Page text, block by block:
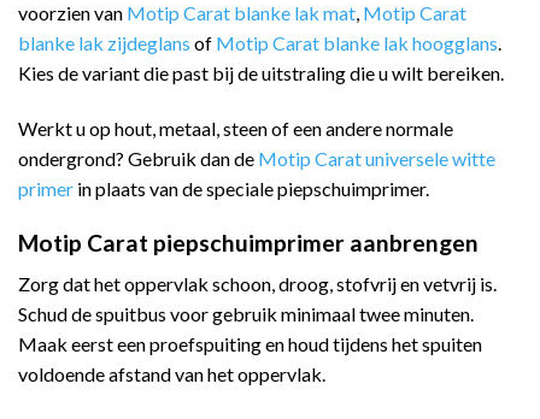
voorzien van Motip Carat blanke lak mat, Motip Carat
blanke lak zijdeglans of Motip Carat blanke lak hoogglans.
Kies de variant die past bij de uitstraling die u wilt bereiken.
Werkt u op hout, metaal, steen of een andere normale
ondergrond? Gebruik dan de Motip Carat universele witte
primer in plaats van de speciale piepschuimprimer.
Motip Carat piepschuimprimer aanbrengen
Zorg dat het oppervlak schoon, droog, stofvrij en vetvrij is.
Schud de spuitbus voor gebruik minimaal twee minuten.
Maak eerst een proefspuiting en houd tijdens het spuiten
voldoende afstand van het oppervlak.